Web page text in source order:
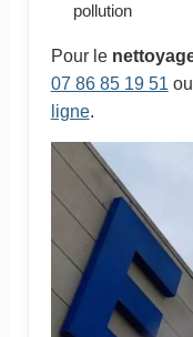
pollution
Pour le
07 86 85 19 51ou
ligne.